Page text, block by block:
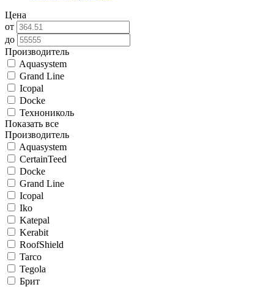
Цена
от
до
Производитель
Aquasystem
Grand Line
Icopal
Docke
Технониколь
Показать все
Производитель
Aquasystem
CertainTeed
Docke
Grand Line
Icopal
Iko
Katepal
Kerabit
RoofShield
Tarco
Tegola
Брит